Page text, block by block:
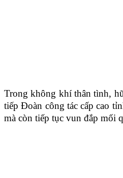
Trong không khí thân tình,
tiếp Đoàn công tác cấp cao
mà còn tiếp tục vun đắp mối